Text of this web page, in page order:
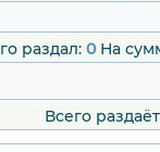
раздал: 0На
Всего